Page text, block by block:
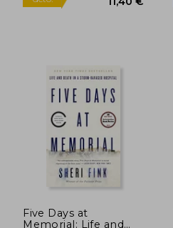
5%
dcto. 310,93 €
Five Days at
Memorial: Life and